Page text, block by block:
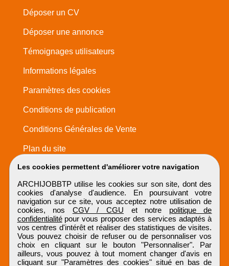
Les cookies permettent d'améliorer votre navigation
ARCHIJOBBTP utilise les cookies sur son site, dont des
cookies d'analyse d'audience. En poursuivant votre
navigation sur ce site, vous acceptez notre utilisation de
cookies, nos CGV / CGU et notre politique de
confidentialitépour vous proposer des services adaptés à
vos centres d'intérêt et réaliser des statistiques de visites.
Vous pouvez choisir de refuser ou de personnaliser vos
choix en cliquant sur le bouton "Personnaliser". Par
ailleurs, vous pouvez à tout moment changer d'avis en
cliquant sur "Paramètres des cookies" situé en bas de
Déposer un CV
Déposer une annonce
Témoignages utilisateurs
Informations légales
Paramètres des cookies
Conditions de publication
Conditions Générales de Vente
Plan du site